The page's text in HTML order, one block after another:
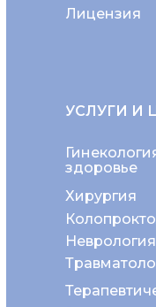
Лицензия
Хирургия
здоровье
УСЛУГИ И